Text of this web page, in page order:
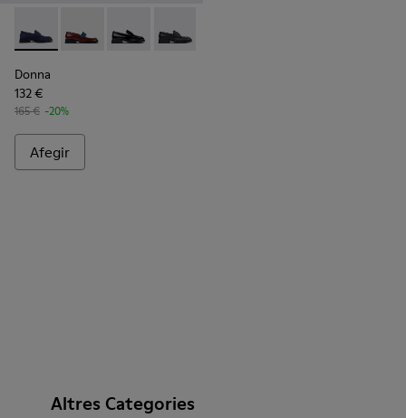
Donna - K201919-002 - Mocassins blaus de pell de nubuc
Donna - K201919-008
Donna - K201919-003
Donna - K201919-001
Donna
132 €
165 € -20%
Afegir
Altres Categories